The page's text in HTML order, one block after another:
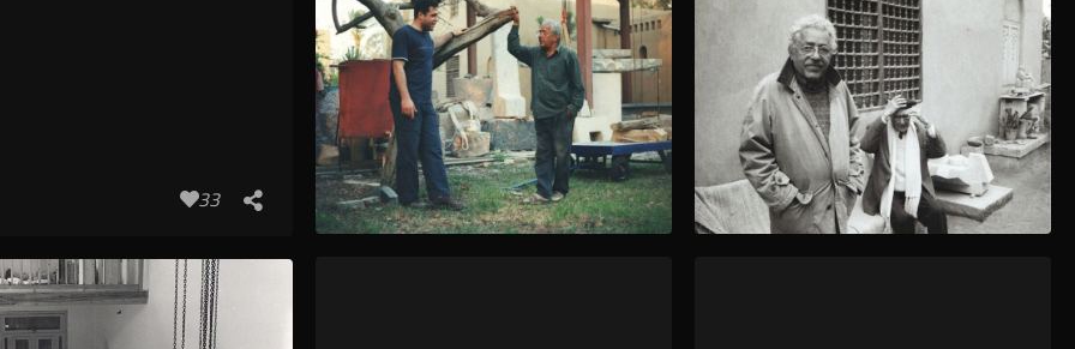
33
آدم حنين بصحبة د/عصام درويش في حديقة منزل الفنان لمحات من حياة آدم حنين